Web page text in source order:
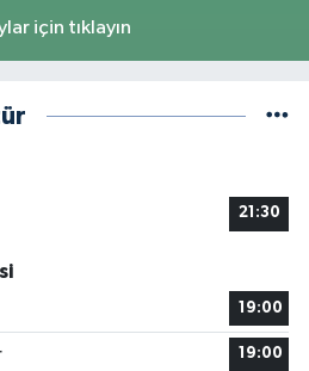
için tıklayın
21:30
19:00
19:00